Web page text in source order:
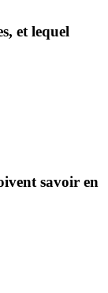
et lequel
savoir en